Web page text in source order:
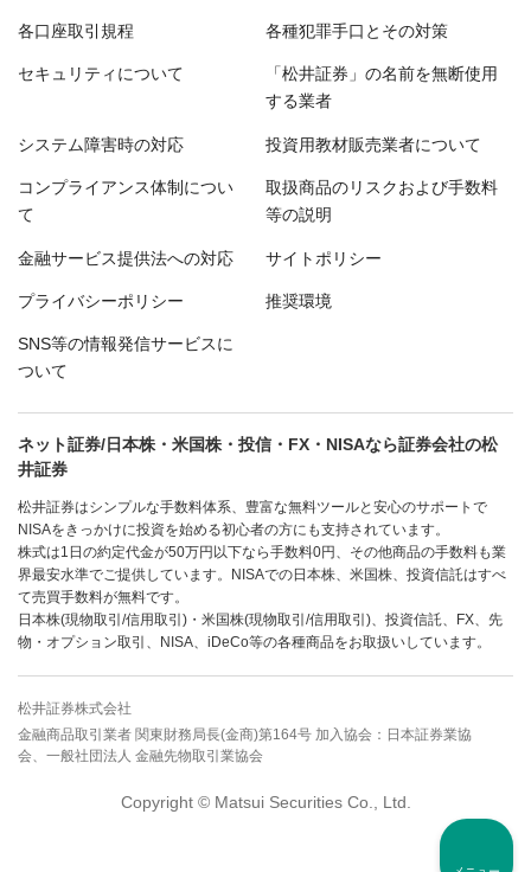
各口座取引規程 各種犯罪手口とその対策
セキュリティについて 「松井証券」の名前を無断使用
する業者
システム障害時の対応 投資用教材販売業者について
コンプライアンス体制につい
て
取扱商品のリスクおよび手数料
等の説明
金融サービス提供法への対応 サイトポリシー
プライバシーポリシー 推奨環境
SNS等の情報発信サービスに
ついて
ネット証券/日本株・米国株・投信・FX・NISAなら証券会社の松
井証券
松井証券はシンプルな手数料体系、豊富な無料ツールと安心のサポートで
NISAをきっかけに投資を始める初心者の方にも支持されています。
株式は1日の約定代金が50万円以下なら手数料0円、その他商品の手数料も業
界最安水準でご提供しています。NISAでの日本株、米国株、投資信託はすべ
て売買手数料が無料です。
日本株(現物取引/信用取引)・米国株(現物取引/信用取引)、投資信託、FX、先
物・オプション取引、NISA、iDeCo等の各種商品をお取扱いしています。
松井証券株式会社
金融商品取引業者 関東財務局長(金商)第164号 加入協会：日本証券業協
会、一般社団法人 金融先物取引業協会
Copyright © Matsui Securities Co., Ltd.